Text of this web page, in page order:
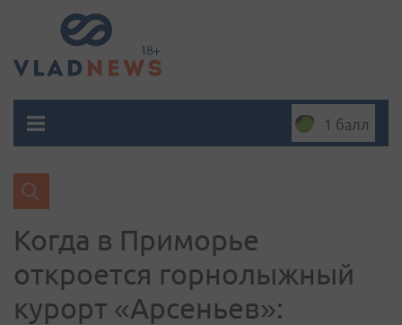
1 балл
Когда в Приморье
откроется горнолыжный
курорт «Арсеньев»: